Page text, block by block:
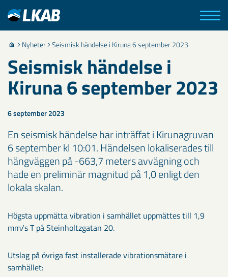
Nyheter Seismisk händelse i Kiruna 6 september 2023
Seismisk händelse i
Kiruna 6 september 2023
6 september 2023
En seismisk händelse har inträffat i Kirunagruvan
6 september kl 10:01. Händelsen lokaliserades till
hängväggen på -663,7 meters avvägning och
hade en preliminär magnitud på 1,0 enligt den
lokala skalan.
Högsta uppmätta vibration i samhället uppmättes till 1,9
mm/s T på Steinholtzgatan 20.
Utslag på övriga fast installerade vibrationsmätare i
samhället: